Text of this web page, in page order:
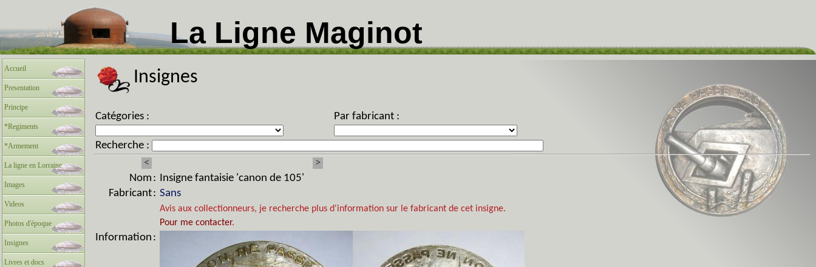
La Ligne Maginot
Accueil
Presentation
Principe
*Regiments
*Armement
La ligne en Lorraine
Images
Videos
Photos d'époque
Insignes
Livres et docs
Insignes
Catégories : Par fabricant :
Recherche :
<
>
Nom : Insigne fantaisie 'canon de 105'
Fabricant: Sans
Avis aux collectionneurs, je recherche plus d'information sur le fabricant de cet insigne.
Pour me contacter.
Information :